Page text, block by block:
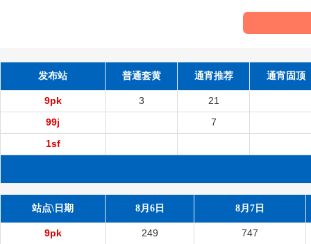
发布站 普通套黄 通宵推荐 通宵固顶
9pk 3
21
99j
7
1sf
站点\日期 8月6日 8月7日
9pk 249
747